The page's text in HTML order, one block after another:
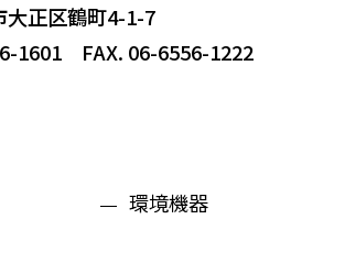
大正区鶴町4-1-7
1601 FAX. 06-6556-1222
環境機器